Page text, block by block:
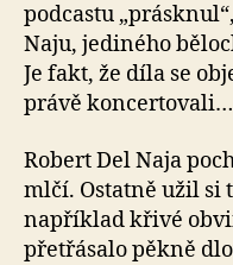
podcastu
Naju, jediného
Je fakt, že díla se
právě koncertovali…
Robert Del Naja
mlčí. Ostatně užil si
například křivé
přetřásalo pěkně